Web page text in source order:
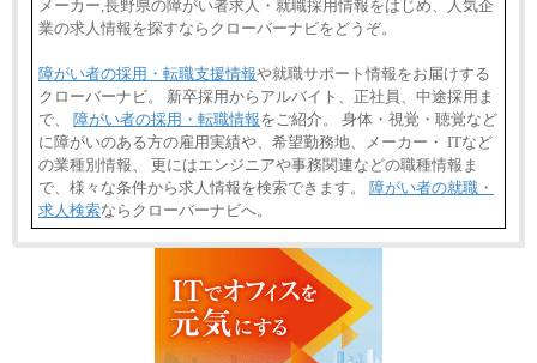
メーカー,長野県の障がい者求人・就職採用情報をはじめ、人気企
業の求人情報を探すならクローバーナビをどうぞ。
障がい者の採用・転職支援情報や就職サポート情報をお届けする
クローバーナビ。 新卒採用からアルバイト、正社員、中途採用ま
で、 障がい者の採用・転職情報をご紹介。 身体・視覚・聴覚など
に障がいのある方の雇用実績や、希望勤務地、メーカー・ ITなど
の業種別情報、 更にはエンジニアや事務関連などの職種情報ま
で、様々な条件から求人情報を検索できます。 障がい者の就職・
求人検索ならクローバーナビへ。